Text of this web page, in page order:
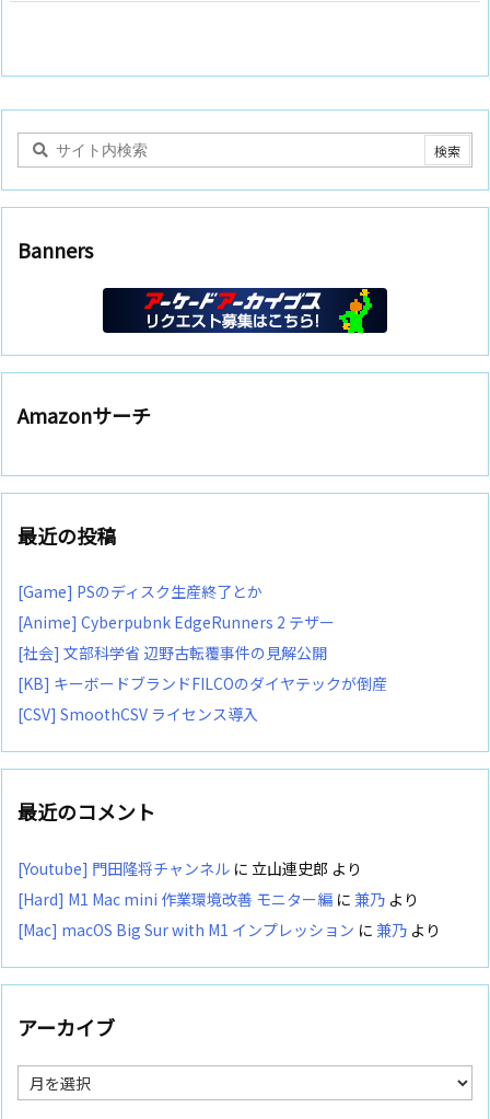
Banners
Amazonサーチ
最近の投稿
[Game] PSのディスク生産終了とか
[Anime] Cyberpubnk EdgeRunners 2 テザー
[社会] 文部科学省 辺野古転覆事件の見解公開
[KB] キーボードブランドFILCOのダイヤテックが倒産
[CSV] SmoothCSV ライセンス導入
最近のコメント
[Youtube] 門田隆将チャンネル に 立山連史郎 より
[Hard] M1 Mac mini 作業環境改善 モニター編 に 兼乃 より
[Mac] macOS Big Sur with M1 インプレッション に 兼乃 より
アーカイブ
ア
ー